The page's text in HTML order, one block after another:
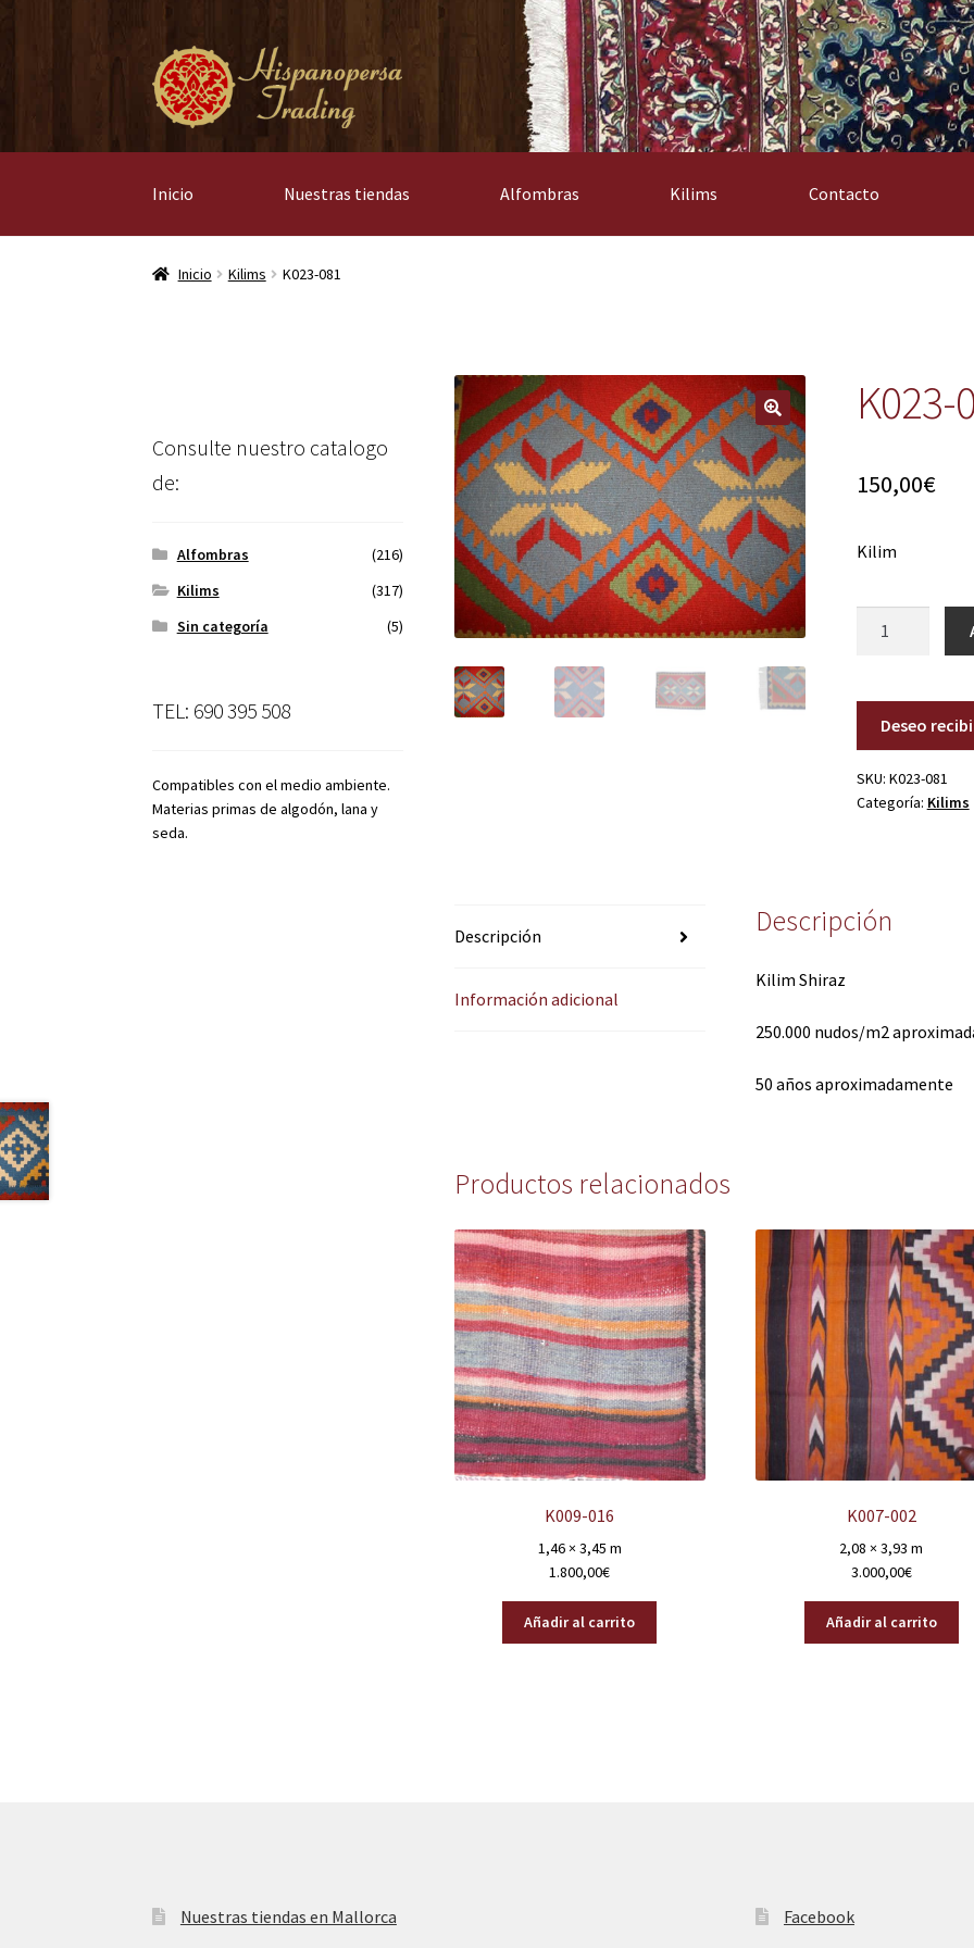
Ir
a
la
Ir
al
contenido
Inicio Nuestras tiendas Alfombras Kilims Contacto
Inicio Kilims K023-081
K023-
150,00€
Kilim
Deseo
SKU: K023-081
Categoría: Kilims
Descripción
Información adicional
Descripción
Kilim Shiraz
250.000 nudos/m2
50 años aproximadamente
Productos relacionados
K009-016
1,46 × 3,45 m
1.800,00€
Añadir al carrito
K007-002
2,08 × 3,93 m
3.000,00€
Añadir al carrito
Consulte nuestro catalogo
de:
Alfombras
(216)
Kilims
(317)
Sin categoría
(5)
TEL: 690 395 508
Compatibles con el medio ambiente.
Materias primas de algodón, lana y
seda.
Nuestras tiendas en Mallorca Facebook